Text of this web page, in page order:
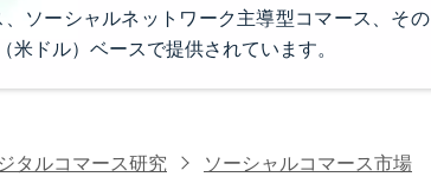
ソーシャルネットワーク主導型コマース、その
ドル）ベースで提供されています。
タルコマース研究 ソーシャルコマース市場